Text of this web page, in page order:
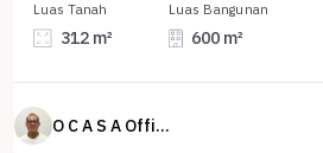
Luas Tanah
312 m²
Luas Bangunan
600 m²
O C A S A Official property perfected